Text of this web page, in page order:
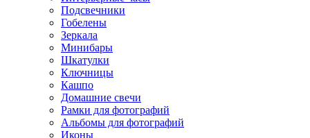
Подсвечники
Гобелены
Зеркала
Минибары
Шкатулки
Ключницы
Кашпо
Домашние свечи
Рамки для фотографий
Альбомы для фотографий
Иконы